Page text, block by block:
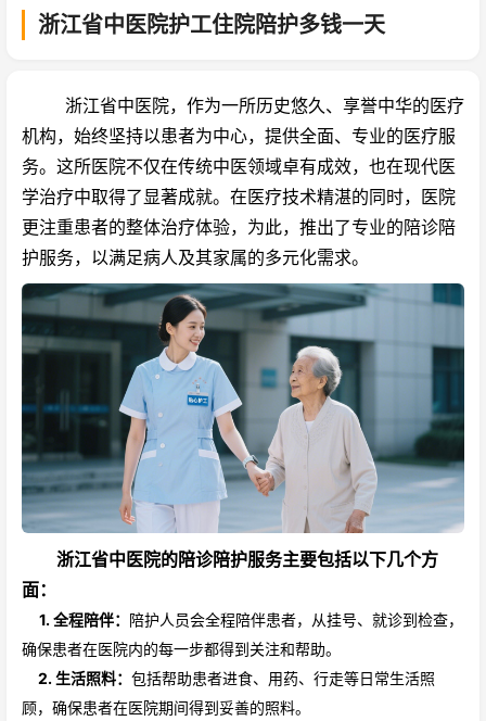
浙江省中医院护工住院陪护多钱一天
浙江省中医院，作为一所历史悠久、享誉中华的医疗
机构，始终坚持以患者为中心，提供全面、专业的医疗服
务。这所医院不仅在传统中医领域卓有成效，也在现代医
学治疗中取得了显著成就。在医疗技术精湛的同时，医院
更注重患者的整体治疗体验，为此，推出了专业的陪诊陪
护服务，以满足病人及其家属的多元化需求。
浙江省中医院的陪诊陪护服务主要包括以下几个方
面：
1. 全程陪伴： 陪护人员会全程陪伴患者，从挂号、就诊到检查，
确保患者在医院内的每一步都得到关注和帮助。
2. 生活照料： 包括帮助患者进食、用药、行走等日常生活照
顾，确保患者在医院期间得到妥善的照料。